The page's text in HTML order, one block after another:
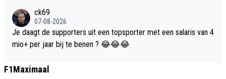
ck69
07-08-2026
Je daagt de supporters uit een topsporter met een salaris van 4
mio+ per jaar bij te benen ? 😂😂😂
F1Maximaal